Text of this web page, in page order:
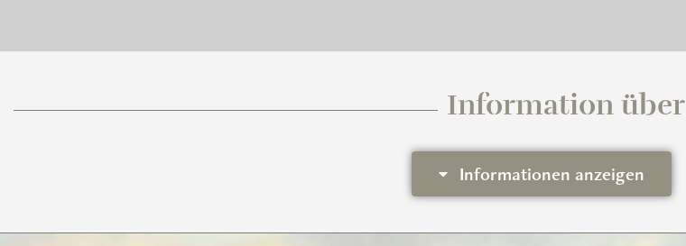
Information über
Informationen anzeigen